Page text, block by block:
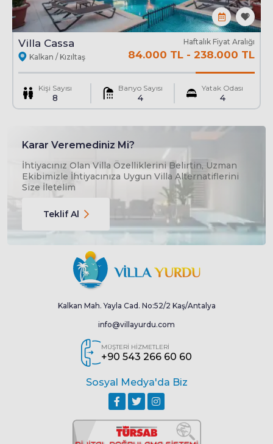
Villa Cassa
Kalkan / Kızıltaş
Haftalık Fiyat Aralığı
84.000 TL - 238.000 TL
Kişi Sayısı
8
Banyo Sayısı
4
Yatak Odası
4
Karar Veremediniz Mi?
İhtiyacınız Olan Villa Özelliklerini Belirtin, Uzman
Ekibimizle İhtiyacınıza Uygun Villa Alternatiflerini
Size İletelim
Teklif Al
Kalkan Mah. Yayla Cad. No:52/2 Kaş/Antalya
info@villayurdu.com
MÜŞTERİ HİZMETLERİ
+90 543 266 60 60
Sosyal Medya'da Biz